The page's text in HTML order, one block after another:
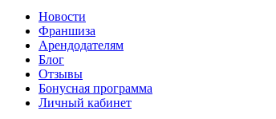
Новости
Франшиза
Арендодателям
Блог
Отзывы
Бонусная программа
Личный кабинет